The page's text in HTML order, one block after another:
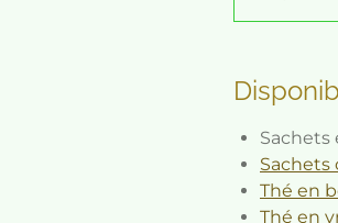
Sachets
Sachets
Thé en
Thé en